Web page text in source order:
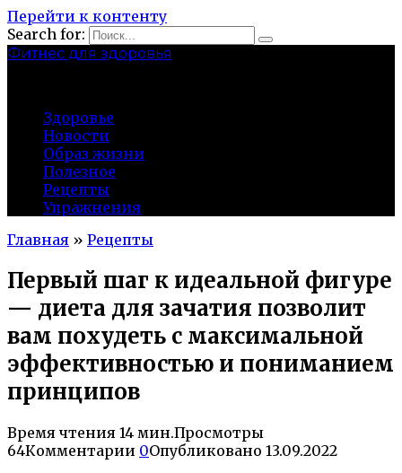
Перейти к контенту
Search for:
Фитнес для здоровья
Здоровье
Новости
Образ жизни
Полезное
Рецепты
Упражнения
Главная » Рецепты
Первый шаг к идеальной фигуре
— диета для зачатия позволит
вам похудеть с максимальной
эффективностью и пониманием
принципов
Время чтения 14 мин.Просмотры
64Комментарии 0Опубликовано 13.09.2022